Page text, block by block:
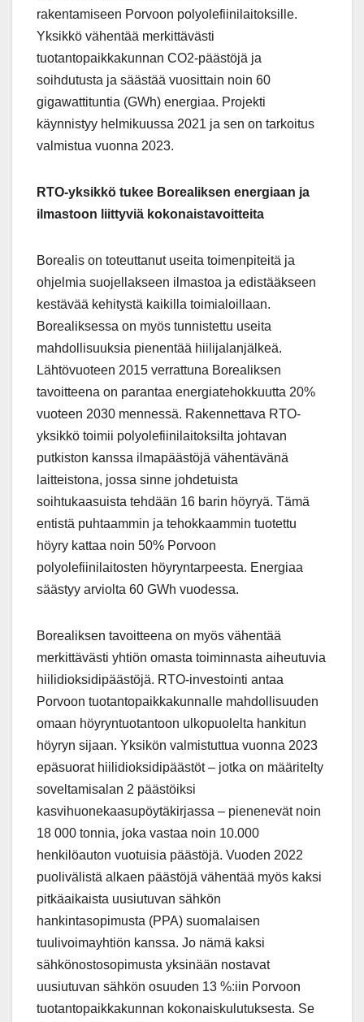
rakentamiseen Porvoon polyolefiinilaitoksille.
Yksikkö vähentää merkittävästi
tuotantopaikkakunnan CO2-päästöjä ja
soihdutusta ja säästää vuosittain noin 60
gigawattituntia (GWh) energiaa. Projekti
käynnistyy helmikuussa 2021 ja sen on tarkoitus
valmistua vuonna 2023.
RTO-yksikkö tukee Borealiksen energiaan ja
ilmastoon liittyviä kokonaistavoitteita
Borealis on toteuttanut useita toimenpiteitä ja
ohjelmia suojellakseen ilmastoa ja edistääkseen
kestävää kehitystä kaikilla toimialoillaan.
Borealiksessa on myös tunnistettu useita
mahdollisuuksia pienentää hiilijalanjälkeä.
Lähtövuoteen 2015 verrattuna Borealiksen
tavoitteena on parantaa energiatehokkuutta 20%
vuoteen 2030 mennessä. Rakennettava RTO-
yksikkö toimii polyolefiinilaitoksilta johtavan
putkiston kanssa ilmapäästöjä vähentävänä
laitteistona, jossa sinne johdetuista
soihtukaasuista tehdään 16 barin höyryä. Tämä
entistä puhtaammin ja tehokkaammin tuotettu
höyry kattaa noin 50% Porvoon
polyolefiinilaitosten höyryntarpeesta. Energiaa
säästyy arviolta 60 GWh vuodessa.
Borealiksen tavoitteena on myös vähentää
merkittävästi yhtiön omasta toiminnasta aiheutuvia
hiilidioksidipäästöjä. RTO-investointi antaa
Porvoon tuotantopaikkakunnalle mahdollisuuden
omaan höyryntuotantoon ulkopuolelta hankitun
höyryn sijaan. Yksikön valmistuttua vuonna 2023
epäsuorat hiilidioksidipäästöt – jotka on määritelty
soveltamisalan 2 päästöiksi
kasvihuonekaasupöytäkirjassa – pienenevät noin
18 000 tonnia, joka vastaa noin 10.000
henkilöauton vuotuisia päästöjä. Vuoden 2022
puolivälistä alkaen päästöjä vähentää myös kaksi
pitkäaikaista uusiutuvan sähkön
hankintasopimusta (PPA) suomalaisen
tuulivoimayhtiön kanssa. Jo nämä kaksi
sähkönostosopimusta yksinään nostavat
uusiutuvan sähkön osuuden 13 %:iin Porvoon
tuotantopaikkakunnan kokonaiskulutuksesta. Se